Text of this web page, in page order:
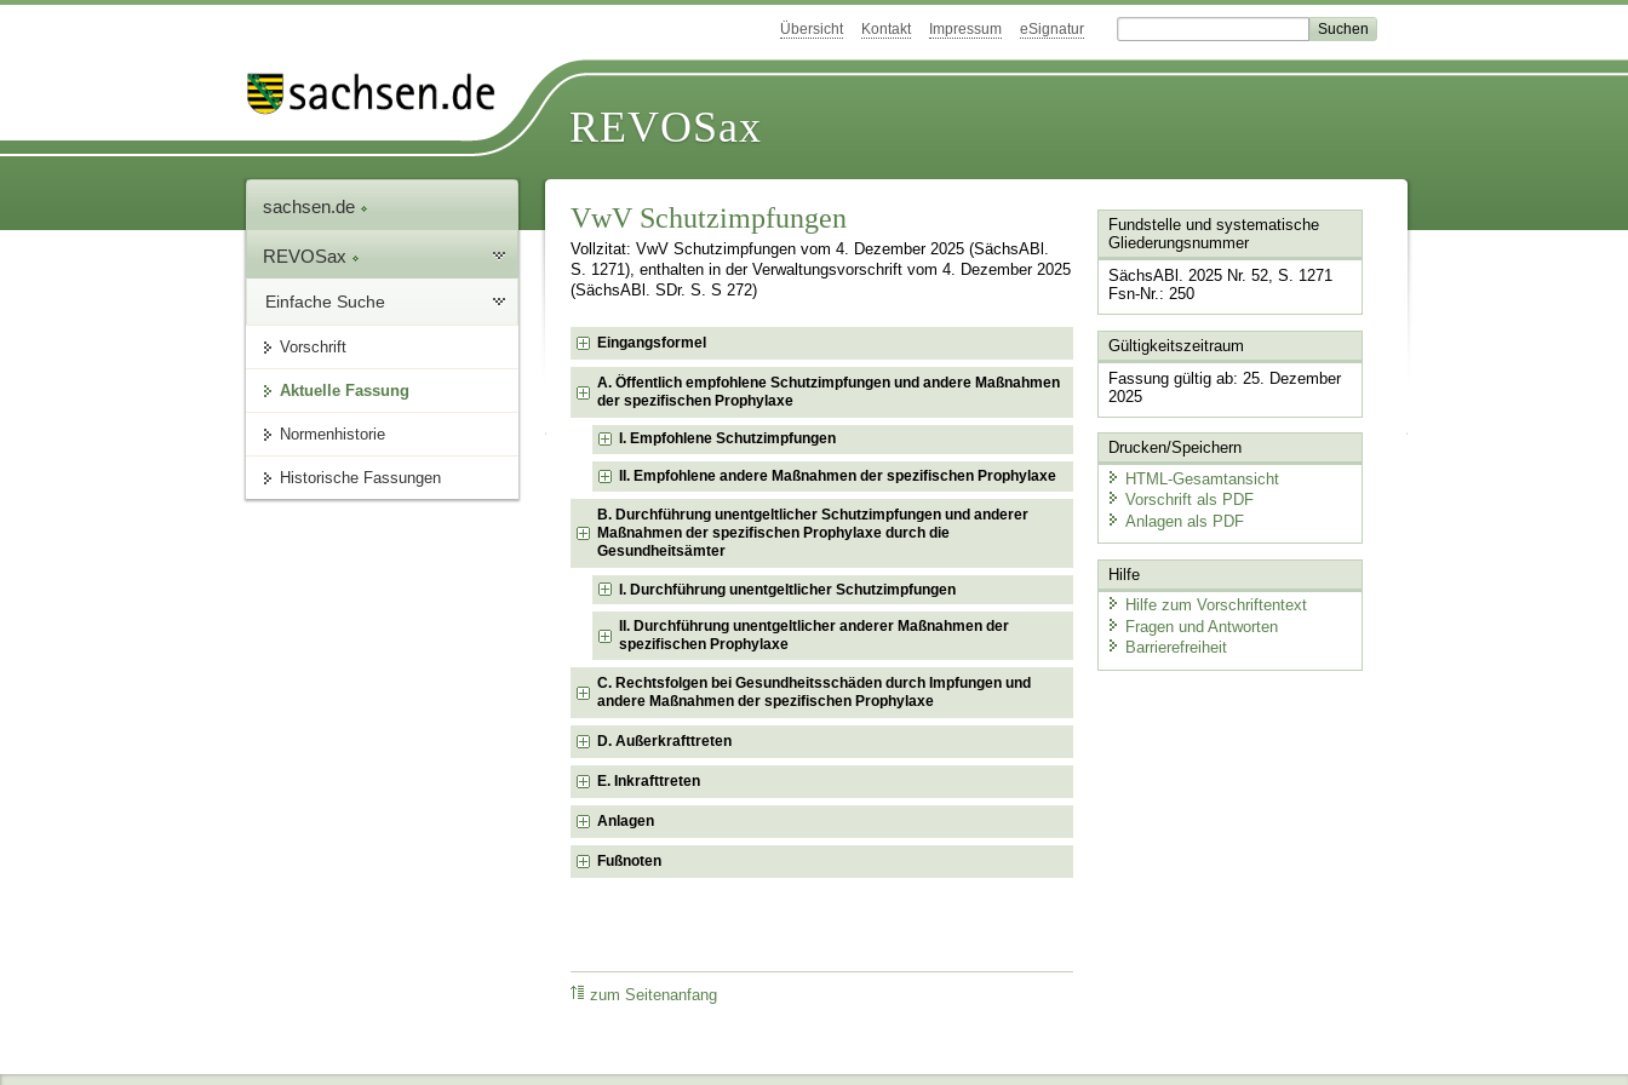
Übersicht Kontakt Impressum eSignatur
REVOSax
sachsen.de
REVOSax
Einfache Suche
Vorschrift
Aktuelle Fassung
Normenhistorie
Historische Fassungen
VwV Schutzimpfungen
Vollzitat: VwV Schutzimpfungen vom 4. Dezember 2025 (SächsABl.
S. 1271), enthalten in der Verwaltungsvorschrift vom 4. Dezember 2025
(SächsABl. SDr. S. S 272)
Eingangsformel
A. Öffentlich empfohlene Schutzimpfungen und andere Maßnahmen
der spezifischen Prophylaxe
I. Empfohlene Schutzimpfungen
II. Empfohlene andere Maßnahmen der spezifischen Prophylaxe
B. Durchführung unentgeltlicher Schutzimpfungen und anderer
Maßnahmen der spezifischen Prophylaxe durch die
Gesundheitsämter
I. Durchführung unentgeltlicher Schutzimpfungen
II. Durchführung unentgeltlicher anderer Maßnahmen der
spezifischen Prophylaxe
C. Rechtsfolgen bei Gesundheitsschäden durch Impfungen und
andere Maßnahmen der spezifischen Prophylaxe
D. Außerkrafttreten
E. Inkrafttreten
Anlagen
Fußnoten
zum Seitenanfang
Fundstelle und systematische
Gliederungsnummer
SächsABl. 2025 Nr. 52, S. 1271
Fsn-Nr.: 250
Gültigkeitszeitraum
Fassung gültig ab: 25. Dezember
2025
Drucken/Speichern
HTML-Gesamtansicht
Vorschrift als PDF
Anlagen als PDF
Hilfe
Hilfe zum Vorschriftentext
Fragen und Antworten
Barrierefreiheit